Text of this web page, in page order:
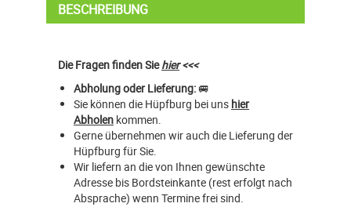
BESCHREIBUNG
Die Fragen finden Siehier<<<
Abholung oder Lieferung:🚐
Sie können die Hüpfburg bei uns hier
Abholen kommen.
Gerne übernehmen wir auch die Lieferung der
Hüpfburg für Sie.
Wir liefern an die von Ihnen gewünschte
Adresse bis Bordsteinkante (rest erfolgt nach
Absprache) wenn Termine frei sind.